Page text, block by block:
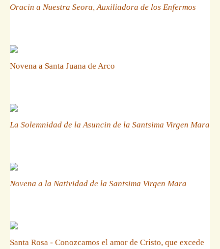
Oracin a Nuestra Seora, Auxiliadora de los Enfermos
Novena a Santa Juana de Arco
La Solemnidad de la Asuncin de la Santsima Virgen Mara
Novena a la Natividad de la Santsima Virgen Mara
Santa Rosa - Conozcamos el amor de Cristo, que excede